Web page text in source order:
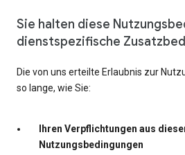
Sie halten diese
dienstspezifische
Die von uns erteilte Erlaubnis zur
so lange, wie Sie:
Ihren Verpflichtungen aus
Nutzungsbedingungen